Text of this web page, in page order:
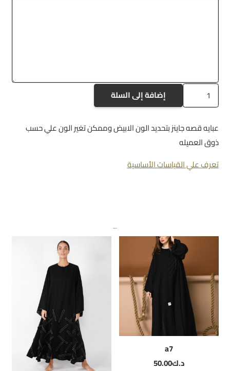
كمية
a76
إضافة إلى السلة
عبايه قصه جاينز بتحديد الون الابيض وممكن تغير الون علي حسب
ذوق العميله
تعرف علي القياسات الأساسية
منتجات ذات صلة
a7
د.ك50.00